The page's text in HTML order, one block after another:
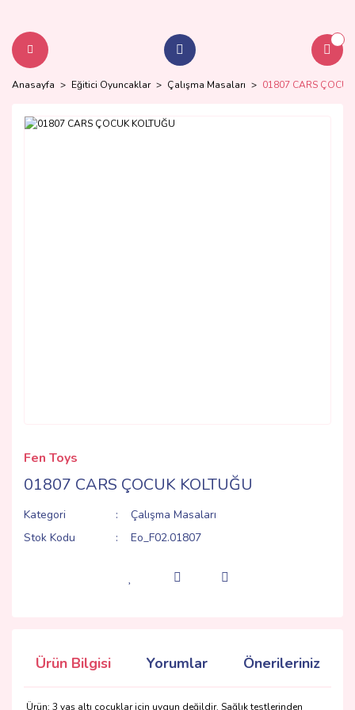
Anasayfa Eğitici Oyuncaklar Çalışma Masaları 01807 CARS
Fen Toys
01807 CARS ÇOCUK KOLTUĞU
Kategori
Çalışma Masaları
Stok Kodu
Eo_F02.01807
Ürün Bilgisi Yorumlar Önerileriniz
Ürün; 3 yaş altı çocuklar için uygun değildir. Sağlık testlerinden